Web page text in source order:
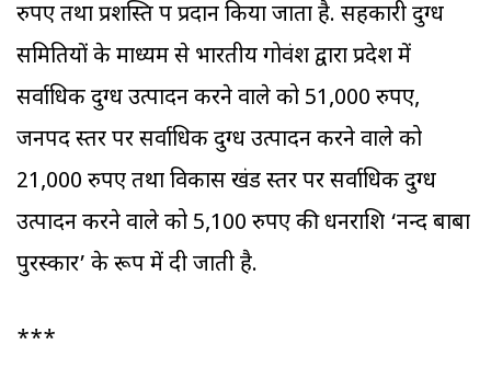
रुपए तथा प्रशस्ति पत्र प्रदान किया जाता है. सहकारी दुग्ध
समितियों के माध्यम से भारतीय गोवंश द्वारा प्रदेश में
सर्वाधिक दुग्ध उत्पादन करने वाले को 51,000 रुपए,
जनपद स्तर पर सर्वाधिक दुग्ध उत्पादन करने वाले को
21,000 रुपए तथा विकास खंड स्तर पर सर्वाधिक दुग्ध
उत्पादन करने वाले को 5,100 रुपए की धनराशि ‘नन्द बाबा
पुरस्कार’ के रूप में दी जाती है.
***